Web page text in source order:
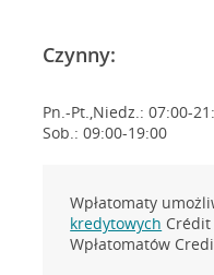
Czynny:
Pn.-Pt.,Niedz.: 07:00-
Sob.: 09:00-19:00
Wpłatomaty
kredytowych
Wpłatomatów